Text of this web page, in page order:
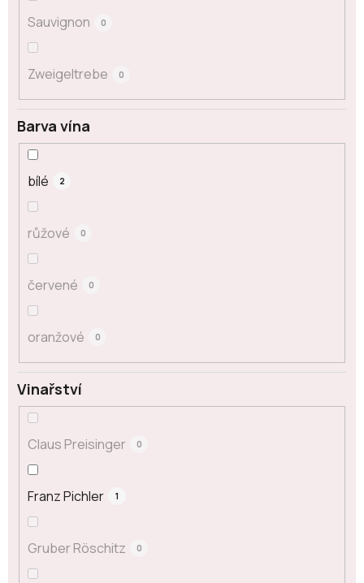
Sauvignon 0
Zweigeltrebe 0
Barva vína
bílé 2
růžové 0
červené 0
oranžové 0
Vinařství
Claus Preisinger 0
Franz Pichler 1
Gruber Röschitz 0